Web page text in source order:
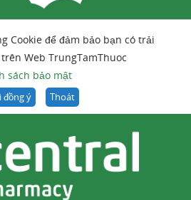
Cookie để đảm bảo bạn có trải
Web TrungTamThuoc
sách bảo mật
đồng ý Thoát